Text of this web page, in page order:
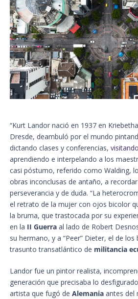
“Kurt Landor nació en 1937 en
Dresde, deambuló por el mundo
dictando clases y conferencias,
aprendiendo e interpelando a los
casi póstumo, referido como Walding,
obras inconclusas de antaño, a
perseverancia y de duda. “La
el retrato de la mujer con ojos bicolor
la bruma, que trastocada por su
en la II Guerra al lado de Robert
su hermano, y a “Peer” Dieter, el de los
trasunto transatlántico de militancia
Landor fue un pintor realista,
generación que precisaba lo
artista que fugó de Alemania antes del